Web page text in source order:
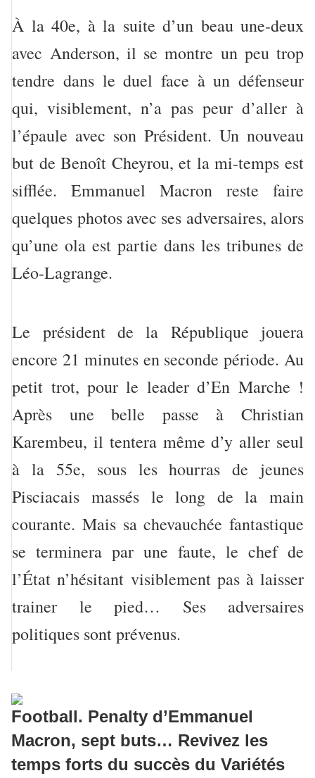
À la 40e, à la suite d’un beau une-deux
avec Anderson, il se montre un peu trop
tendre dans le duel face à un défenseur
qui, visiblement, n’a pas peur d’aller à
l’épaule avec son Président. Un nouveau
but de Benoît Cheyrou, et la mi-temps est
sifflée. Emmanuel Macron reste faire
quelques photos avec ses adversaires, alors
qu’une ola est partie dans les tribunes de
Léo-Lagrange.
Le président de la République jouera
encore 21 minutes en seconde période. Au
petit trot, pour le leader d’En Marche !
Après une belle passe à Christian
Karembeu, il tentera même d’y aller seul
à la 55e, sous les hourras de jeunes
Pisciacais massés le long de la main
courante. Mais sa chevauchée fantastique
se terminera par une faute, le chef de
l’État n’hésitant visiblement pas à laisser
trainer le pied… Ses adversaires
politiques sont prévenus.
Football. Penalty d’Emmanuel
Macron, sept buts… Revivez les
temps forts du succès du Variétés